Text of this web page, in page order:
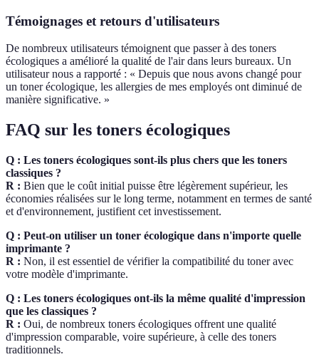
Témoignages et retours d'utilisateurs
De nombreux utilisateurs témoignent que passer à des toners
écologiques a amélioré la qualité de l'air dans leurs bureaux. Un
utilisateur nous a rapporté : « Depuis que nous avons changé pour
un toner écologique, les allergies de mes employés ont diminué de
manière significative. »
FAQ sur les toners écologiques
Q : Les toners écologiques sont-ils plus chers que les toners
classiques ?
R : Bien que le coût initial puisse être légèrement supérieur, les
économies réalisées sur le long terme, notamment en termes de santé
et d'environnement, justifient cet investissement.
Q : Peut-on utiliser un toner écologique dans n'importe quelle
imprimante ?
R : Non, il est essentiel de vérifier la compatibilité du toner avec
votre modèle d'imprimante.
Q : Les toners écologiques ont-ils la même qualité d'impression
que les classiques ?
R : Oui, de nombreux toners écologiques offrent une qualité
d'impression comparable, voire supérieure, à celle des toners
traditionnels.